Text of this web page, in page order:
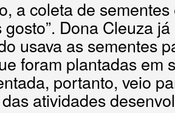
a coleta de
Dona Cleuza
usava as sementes
foram plantadas em
portanto, veio
atividades